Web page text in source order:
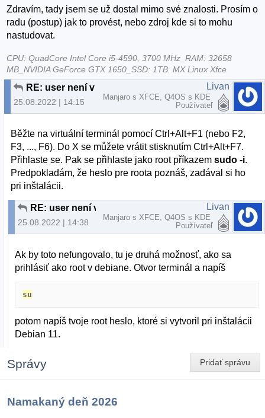
Zdravím, tady jsem se už dostal mimo své znalosti. Prosím o
radu (postup) jak to provést, nebo zdroj kde si to mohu
nastudovat.
CPU: QuadCore Intel Core i5-4590, 3700 MHz_RAM: 32658
MB_NVIDIA GeForce GTX 1650_SSD: 1TB. MX Linux Xfce
25.08.2022 | 14:15
Livan
Manjaro s XFCE, Q4OS s KDE
Používateľ
Běžte na virtuální terminál pomocí Ctrl+Alt+F1 (nebo F2,
F3, ..., F6). Do X se můžete vrátit stisknutím Ctrl+Alt+F7.
Přihlaste se. Pak se přihlaste jako root příkazemsudo -i.
Predpokladám, že heslo pre roota poznáš, zadával si ho
pri inštalácii.
25.08.2022 | 14:38
Livan
Manjaro s XFCE, Q4OS s KDE
Používateľ
Ak by toto nefungovalo, tu je druhá možnosť, ako sa
prihlásiť ako root v debiane. Otvor terminál a napíš
su
potom napíš tvoje root heslo, ktoré si vytvoril pri inštalácii
Debian 11.
Pridať správu
Správy
Namakaný deň 2026